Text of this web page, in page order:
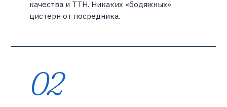
качества и ТТН. Никаких «бодяжных»
цистерн от посредника.
02